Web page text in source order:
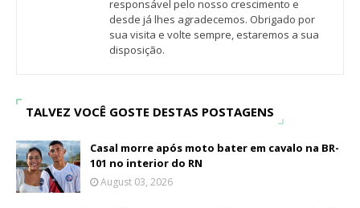
responsável pelo nosso crescimento e
desde já lhes agradecemos. Obrigado por
sua visita e volte sempre, estaremos a sua
disposição.
TALVEZ VOCÊ GOSTE DESTAS POSTAGENS
Casal morre após moto bater em cavalo na BR-
101 no interior do RN
August 03, 2026